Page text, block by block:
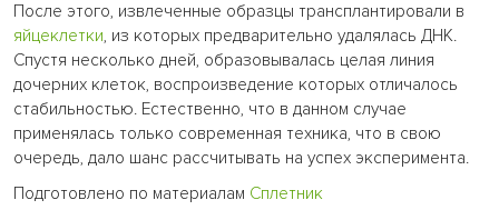
После этого, извлеченные образцы трансплантировали в
яйцеклетки, из которых предварительно удалялась ДНК.
Спустя несколько дней, образовывалась целая линия
дочерних клеток, воспроизведение которых отличалось
стабильностью. Естественно, что в данном случае
применялась только современная техника, что в свою
очередь, дало шанс рассчитывать на успех эксперимента.
Подготовлено по материалам Сплетник